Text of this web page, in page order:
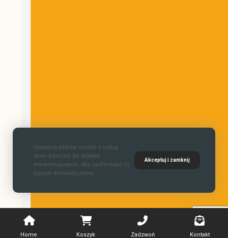
Home Koszyk Zadzwoń Kontakt
Używamy plików cookie z usług
stron trzecich do działań
marketingowych, aby zaoferować Ci
lepsze doświadczenia.
Akceptuj i zamknij